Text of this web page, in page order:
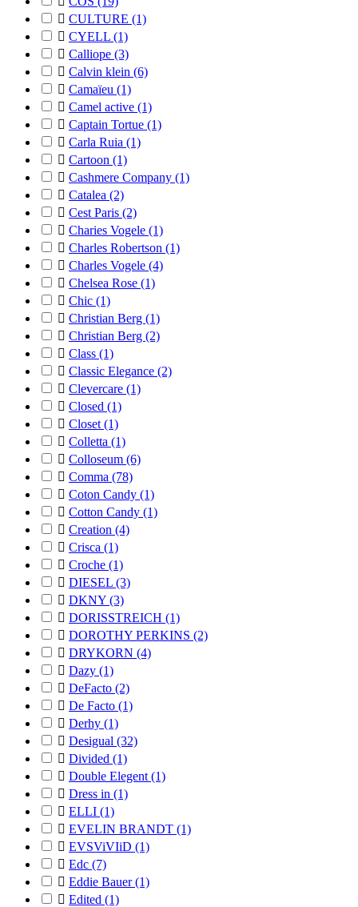
 CULTURE (1)
 CYELL (1)
 Calliope (3)
 Calvin klein (6)
 Camaïeu (1)
 Camel active (1)
 Captain Tortue (1)
 Carla Ruia (1)
 Cartoon (1)
 Cashmere Company (1)
 Catalea (2)
 Cest Paris (2)
 Charies Vogele (1)
 Charles Robertson (1)
 Charles Vogele (4)
 Chelsea Rose (1)
 Chic (1)
 Christian Berg (1)
 Christian Berg (2)
 Class (1)
 Classic Elegance (2)
 Clevercare (1)
 Closed (1)
 Closet (1)
 Colletta (1)
 Colloseum (6)
 Comma (78)
 Coton Candy (1)
 Cotton Candy (1)
 Creation (4)
 Crisca (1)
 Croche (1)
 DIESEL (3)
 DKNY (3)
 DORISSTREICH (1)
 DOROTHY PERKINS (2)
 DRYKORN (4)
 Dazy (1)
 DeFacto (2)
 De Facto (1)
 Derhy (1)
 Desigual (32)
 Divided (1)
 Double Elegent (1)
 Dress in (1)
 ELLI (1)
 EVELIN BRANDT (1)
 EVSViVIiD (1)
 Edc (7)
 Eddie Bauer(1)
 Edited (1)